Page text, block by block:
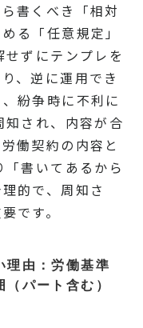
書くべき「相対
る「任意規定」
ずにテンプレを
、逆に運用でき
紛争時に不利に
され、内容が合
働契約の内容と
書いてあるから
的で、周知さ
です。
理由：労働基準
パート含む）